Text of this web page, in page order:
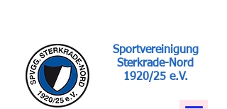
Sportvereinigung
Sterkrade-Nord
1920/25 e.V.